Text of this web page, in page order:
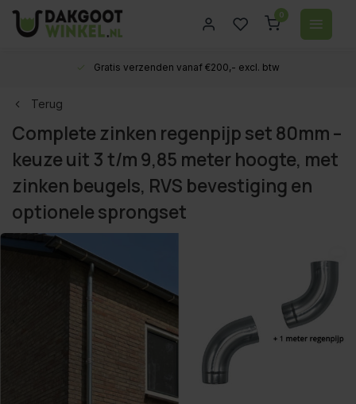
0
Gratis verzenden vanaf €200,- excl. btw
Terug
Complete zinken regenpijp set 80mm –
keuze uit 3 t/m 9,85 meter hoogte, met
zinken beugels, RVS bevestiging en
optionele sprongset